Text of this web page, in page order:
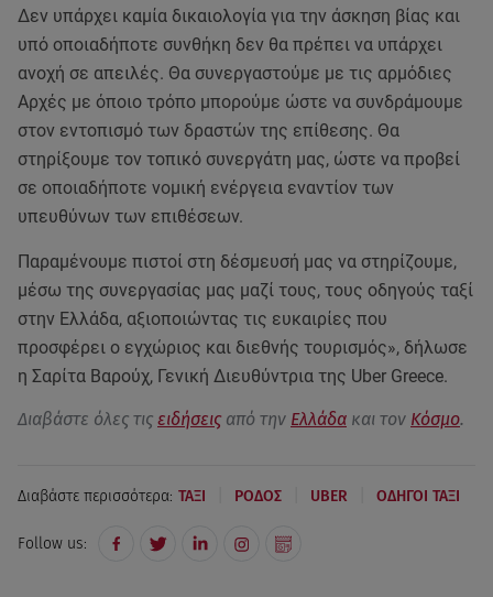
Δεν υπάρχει καμία δικαιολογία για την άσκηση βίας και
υπό οποιαδήποτε συνθήκη δεν θα πρέπει να υπάρχει
ανοχή σε απειλές. Θα συνεργαστούμε με τις αρμόδιες
Αρχές με όποιο τρόπο μπορούμε ώστε να συνδράμουμε
στον εντοπισμό των δραστών της επίθεσης. Θα
στηρίξουμε τον τοπικό συνεργάτη μας, ώστε να προβεί
σε οποιαδήποτε νομική ενέργεια εναντίον των
υπευθύνων των επιθέσεων.
Παραμένουμε πιστοί στη δέσμευσή μας να στηρίζουμε,
μέσω της συνεργασίας μας μαζί τους, τους οδηγούς ταξί
στην Ελλάδα, αξιοποιώντας τις ευκαιρίες που
προσφέρει ο εγχώριος και διεθνής τουρισμός», δήλωσε
η Σαρίτα Βαρούχ, Γενική Διευθύντρια της Uber Greece.
Διαβάστε όλες τις ειδήσεις από την Ελλάδα και τον Κόσμο.
Διαβάστε περισσότερα: ΤΑΞΙ ΡΟΔΟΣ UBER ΟΔΗΓΟΙ ΤΑΞΙ
Follow us: